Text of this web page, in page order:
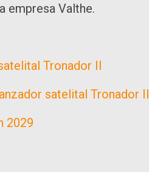
empresa Valthe.
Tronador II
satelital Tronador II
2029